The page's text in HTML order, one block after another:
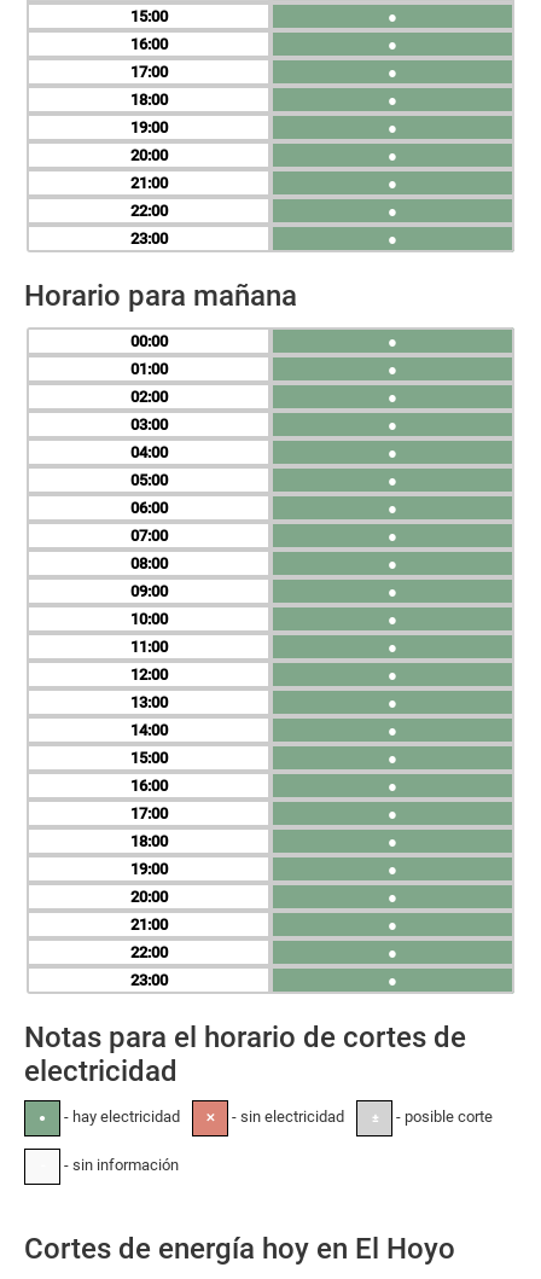
15
16
17
18
19
20
21
22
23
●
●
●
●
●
●
●
●
●
Horario para mañana
00
01
02
03
04
05
06
07
08
09
10
11
12
13
14
15
16
17
18
19
20
21
22
23
●
●
●
●
●
●
●
●
●
●
●
●
●
●
●
●
●
●
●
●
●
●
●
●
Notas para el horario de cortes de
electricidad
● - hay electricidad ✕ - sin electricidad ± - posible corte
- sin información
Cortes de energía hoy en El Hoyo